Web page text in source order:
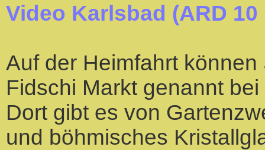
Video Karlsbad (ARD
Auf der Heimfahrt
Fidschi Markt genannt
Dort gibt es von
und böhmisches